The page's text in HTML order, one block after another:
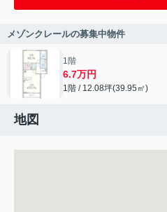
メゾンクレールの募集中物件
1階
6.7万円
1階 / 12.08坪(39.95㎡)
地図